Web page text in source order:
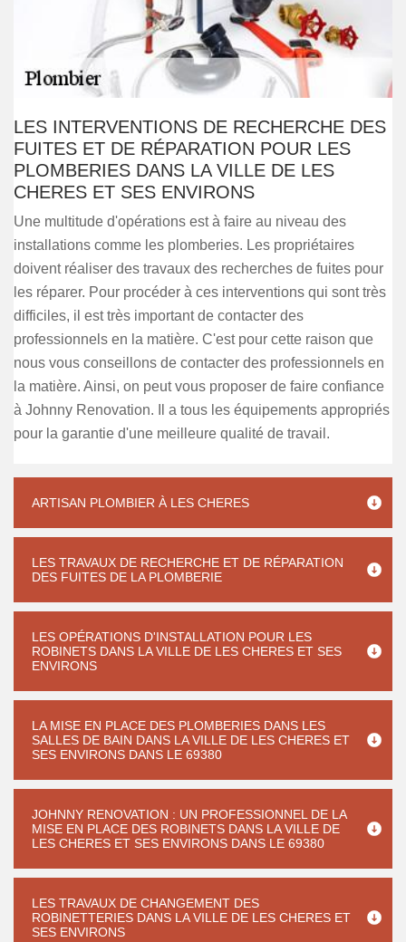
LES INTERVENTIONS DE RECHERCHE DES
FUITES ET DE RÉPARATION POUR LES
PLOMBERIES DANS LA VILLE DE LES
CHERES ET SES ENVIRONS
Une multitude d'opérations est à faire au niveau des
installations comme les plomberies. Les propriétaires
doivent réaliser des travaux des recherches de fuites pour
les réparer. Pour procéder à ces interventions qui sont très
difficiles, il est très important de contacter des
professionnels en la matière. C'est pour cette raison que
nous vous conseillons de contacter des professionnels en
la matière. Ainsi, on peut vous proposer de faire confiance
à Johnny Renovation. Il a tous les équipements appropriés
pour la garantie d'une meilleure qualité de travail.
ARTISAN PLOMBIER À LES CHERES
LES TRAVAUX DE RECHERCHE ET DE RÉPARATION
DES FUITES DE LA PLOMBERIE
LES OPÉRATIONS D'INSTALLATION POUR LES
ROBINETS DANS LA VILLE DE LES CHERES ET SES
ENVIRONS
LA MISE EN PLACE DES PLOMBERIES DANS LES
SALLES DE BAIN DANS LA VILLE DE LES CHERES ET
SES ENVIRONS DANS LE 69380
JOHNNY RENOVATION : UN PROFESSIONNEL DE LA
MISE EN PLACE DES ROBINETS DANS LA VILLE DE
LES CHERES ET SES ENVIRONS DANS LE 69380
LES TRAVAUX DE CHANGEMENT DES
ROBINETTERIES DANS LA VILLE DE LES CHERES ET
SES ENVIRONS